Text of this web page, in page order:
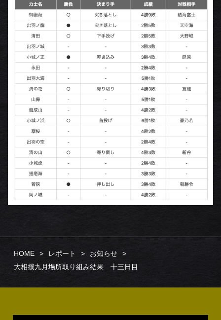
HOME レポート
お知らせ
大相撲九月場所取り組み結果 十三日目